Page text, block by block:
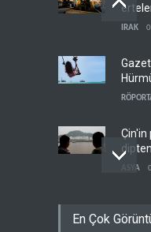
IRAK
Çin'in
ASYA
sonra
En Çok